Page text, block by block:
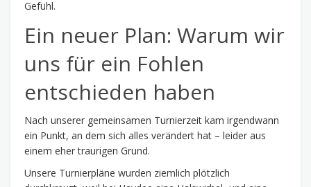
Gefühl.
Ein neuer Plan: Warum wir
uns für ein Fohlen
entschieden haben
Nach unserer gemeinsamen Turnierzeit kam irgendwann
ein Punkt, an dem sich alles verändert hat – leider aus
einem eher traurigen Grund.
Unsere Turnierpläne wurden ziemlich plötzlich